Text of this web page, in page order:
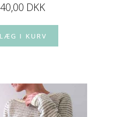
40,00 DKK